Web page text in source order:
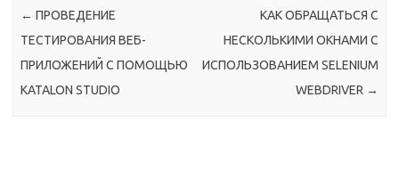
← ПРОВЕДЕНИЕ
ТЕСТИРОВАНИЯ ВЕБ-
ПРИЛОЖЕНИЙ С ПОМОЩЬЮ
KATALON STUDIO
КАК ОБРАЩАТЬСЯ С
НЕСКОЛЬКИМИ ОКНАМИ С
ИСПОЛЬЗОВАНИЕМ SELENIUM
WEBDRIVER →